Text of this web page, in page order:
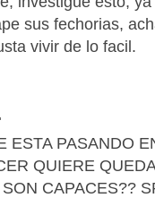
sus fechorias,
vivir de lo facil.
ESTA PASANDO
QUIERE
CAPACES??